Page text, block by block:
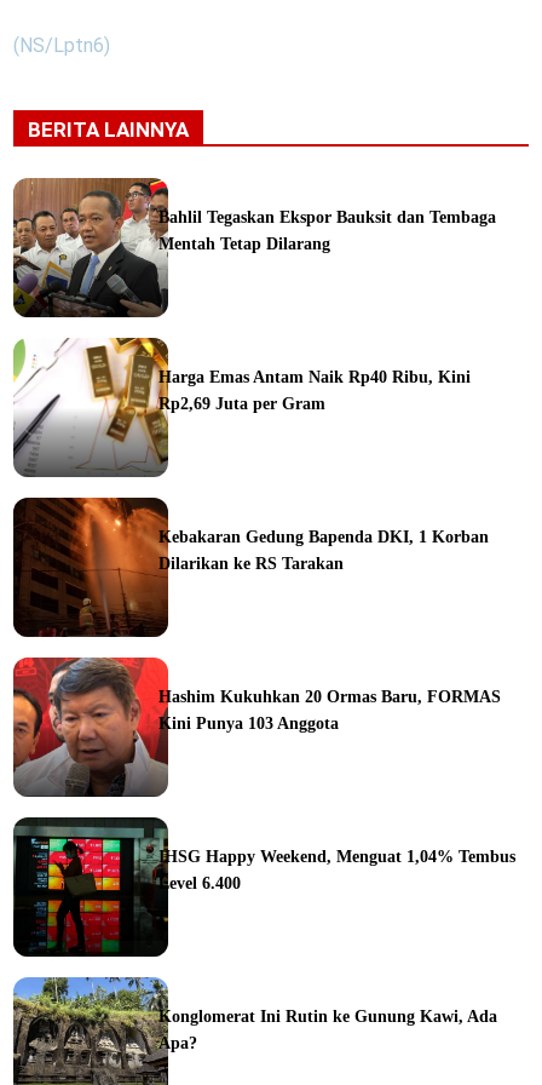
(NS/Lptn6)
BERITA LAINNYA
Bahlil Tegaskan Ekspor Bauksit dan Tembaga
Mentah Tetap Dilarang
Harga Emas Antam Naik Rp40 Ribu, Kini
Rp2,69 Juta per Gram
Kebakaran Gedung Bapenda DKI, 1 Korban
Dilarikan ke RS Tarakan
Hashim Kukuhkan 20 Ormas Baru, FORMAS
Kini Punya 103 Anggota
IHSG Happy Weekend, Menguat 1,04% Tembus
Level 6.400
Konglomerat Ini Rutin ke Gunung Kawi, Ada
Apa?